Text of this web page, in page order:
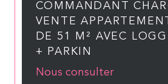
COMMANDANT
VENTE
DE 51 M² AVEC
+ PARKIN
Nous consulter